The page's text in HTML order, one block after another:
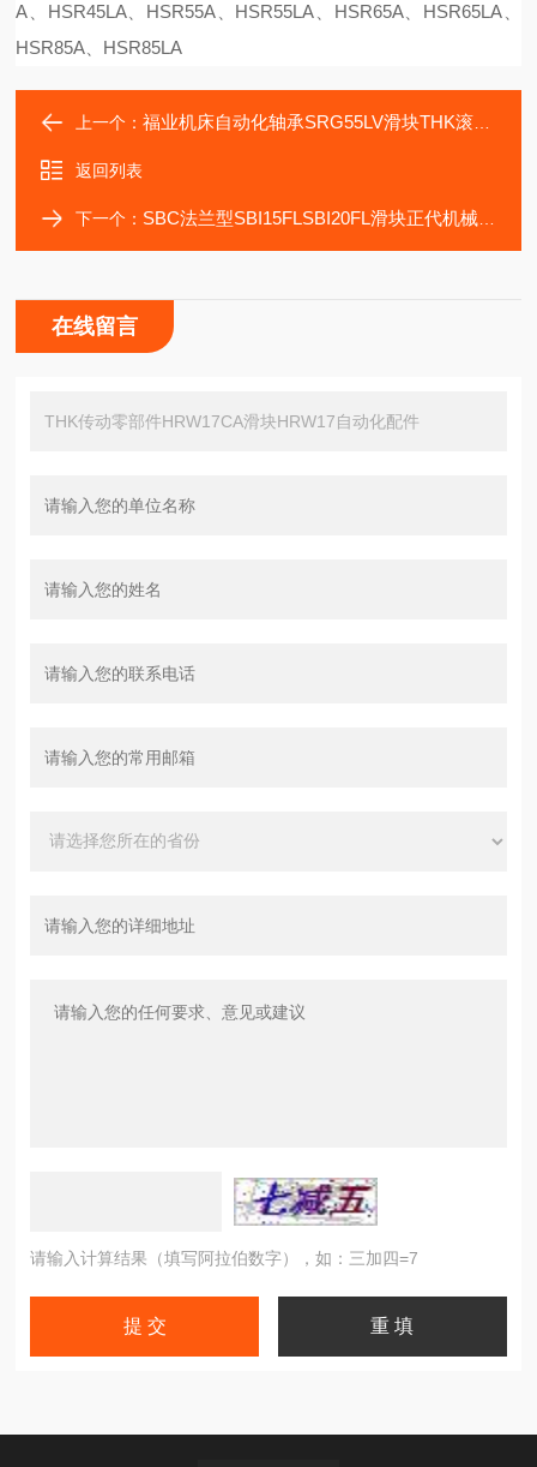
A、HSR45LA、HSR55A、HSR55LA、HSR65A、HSR65LA、
HSR85A、HSR85LA
上一个：福业机床自动化轴承SRG55LV滑块THK滚柱SRG系列
返回列表
下一个： SBC法兰型SBI15FLSBI20FL滑块正代机械HL-560高速车床轴承
在线留言
请输入计算结果（填写阿拉伯数字），如：三加四=7